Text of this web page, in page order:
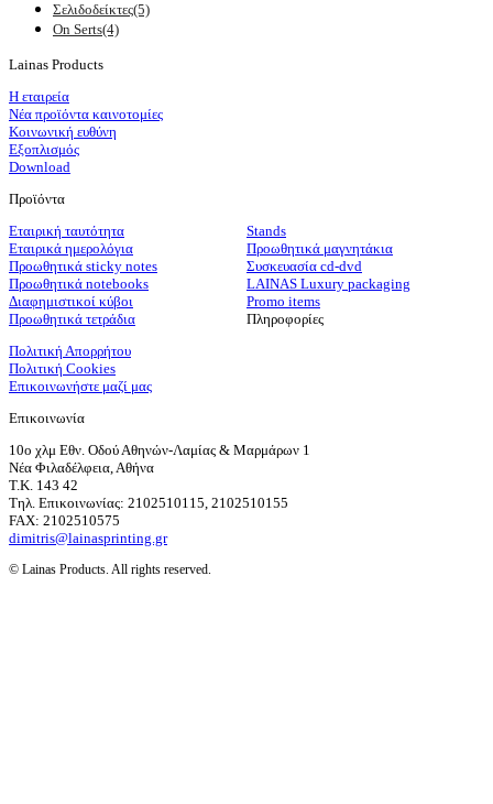
Σελιδοδείκτες(5)
On Serts(4)
Lainas Products
Η εταιρεία
Νέα προϊόντα καινοτομίες
Κοινωνική ευθύνη
Εξοπλισμός
Download
Προϊόντα
Εταιρική ταυτότητα
Εταιρικά ημερολόγια
Προωθητικά sticky notes
Προωθητικά notebooks
Διαφημιστικοί κύβοι
Προωθητικά τετράδια
Stands
Προωθητικά μαγνητάκια
Συσκευασία cd-dvd
LAINAS Luxury packaging
Promo items
Πληροφορίες
Πολιτική Απορρήτου
Πολιτική Cookies
Επικοινωνήστε μαζί μας
Επικοινωνία
10ο χλμ Εθν. Οδού Αθηνών-Λαμίας & Μαρμάρων 1
Νέα Φιλαδέλφεια, Αθήνα
T.K. 143 42
Τηλ. Επικοινωνίας: 2102510115, 2102510155
FAX: 2102510575
dimitris@lainasprinting.gr
© Lainas Products. All rights reserved.